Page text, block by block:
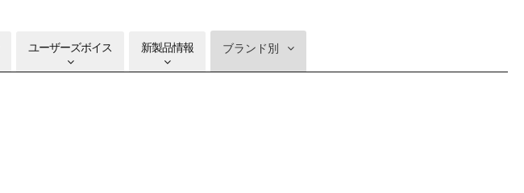
ユーザーズボイス 新製品情報 ブランド別